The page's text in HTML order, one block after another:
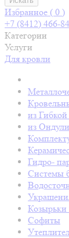
Избранное ( 0 )
+7 (8412) 466-
Категории
Услуги
Для кровли
из
из
Гидро-
Системы
Козырьки
Софиты